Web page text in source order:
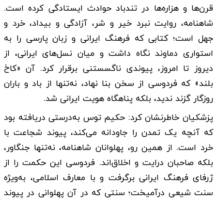
قرن‌ها و هزاره‌ها در تندباد حوادث ایستادگی کرده است.
شاهنامه، روایت نبرد خیر و شر، آزادگی و بیداد، خرد و
جهل است؛ کتابی که فرهنگ ایرانی و زبان پارسی را به
استواری دماوند نگاه داشت و میان نسل‌های ایرانی، از
دیروز تا امروز، پیوندی ناگسستنی برقرار کرد. آن «کاخ
بلند» که فردوسی از سخن بنا نهاد، نه‌تنها از باد و باران
روزگار گزند ندید، بلکه پناهگاه هویت ایرانی شد.
پزشکیان خاطرنشان کرد: حکیم توس به‌درستی دریافته بود
که آنچه یک تمدن را جاودانه می‌کند، پیوند شجاعت با
خرد است. از همین رو، پهلوانان شاهنامه، نه‌تنها جنگاور،
بلکه صاحبان درایت و اخلاق‌اند. فردوسی این حکمت را از
ژرفای فرهنگ ایرانی برگرفت و با معارف اسلامی، به‌ویژه
سنت شیعی درآمیخت؛ سنتی که در آن پهلوانی در پیوند